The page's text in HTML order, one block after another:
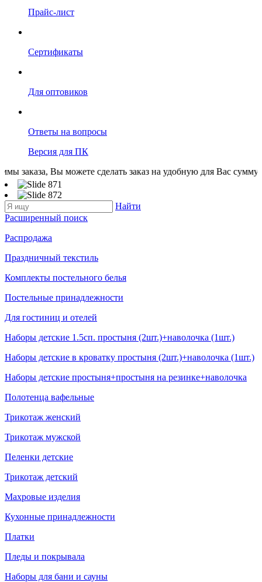
Прайс-лист
Сертификаты
Для оптовиков
Ответы на вопросы
Версия для ПК
Вы можете сделать заказ на удобную для Вас сумму. Все
Найти
Расширенный поиск
Распродажа
Праздничный текстиль
Комплекты постельного белья
Постельные принадлежности
Для гостиниц и отелей
Наборы детские 1.5сп. простыня (2шт.)+наволочка (1шт.)
Наборы детские в кроватку простыня (2шт.)+наволочка (1шт.)
Наборы детские простыня+простыня на резинке+наволочка
Полотенца вафельные
Трикотаж женский
Трикотаж мужской
Пеленки детские
Трикотаж детский
Махровые изделия
Кухонные принадлежности
Платки
Пледы и покрывала
Наборы для бани и сауны